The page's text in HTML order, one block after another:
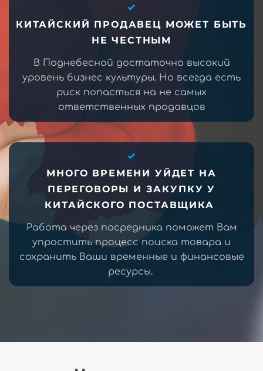
КИТАЙСКИЙ ПРОДАВЕЦ МОЖЕТ БЫТЬ
НЕ ЧЕСТНЫМ
В Поднебесной достаточно высокий
уровень бизнес культуры. Но всегда есть
риск попасться на не самых
ответственных продавцов
МНОГО ВРЕМЕНИ УЙДЕТ НА
ПЕРЕГОВОРЫ И ЗАКУПКУ У
КИТАЙСКОГО ПОСТАВЩИКА
Работа через посредника поможет Вам
упростить процесс поиска товара и
сохранить Ваши временные и финансовые
ресурсы.